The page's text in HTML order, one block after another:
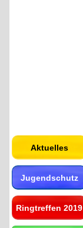
Aktuelles
Jugendschutz
Ringtreffen 2019